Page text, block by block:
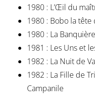
1980 : L’Œil du
1980 : Bobo la tête
1980 : La
1981 : Les Uns et
1982 : La Nuit de
1982 : La Fille de
Campanile